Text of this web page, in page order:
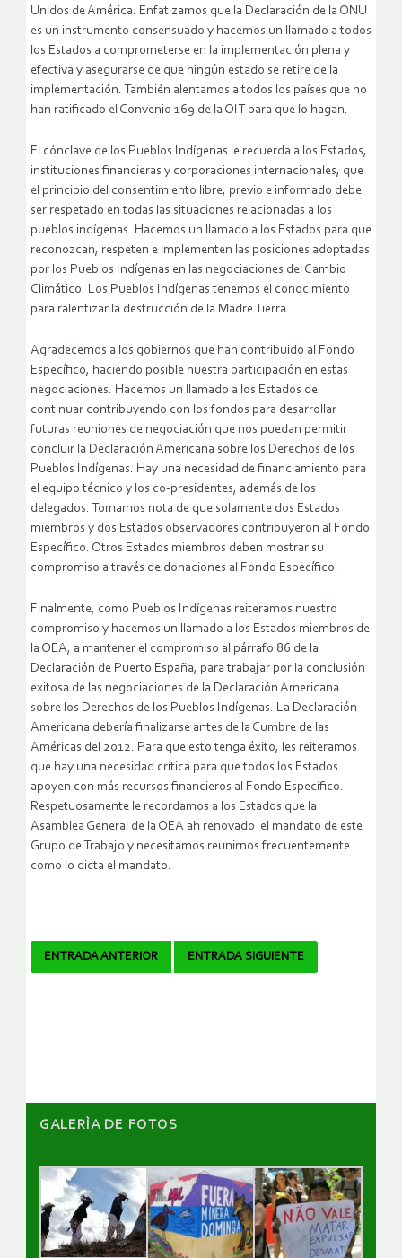
Unidos de América. Enfatizamos que la Declaración de la ONU
es un instrumento consensuado y hacemos un llamado a todos
los Estados a comprometerse en la implementación plena y
efectiva y asegurarse de que ningún estado se retire de la
implementación. También alentamos a todos los países que no
han ratificado el Convenio 169 de la OIT para que lo hagan.
El cónclave de los Pueblos Indígenas le recuerda a los Estados,
instituciones financieras y corporaciones internacionales, que
el principio del consentimiento libre, previo e informado debe
ser respetado en todas las situaciones relacionadas a los
pueblos indígenas. Hacemos un llamado a los Estados para que
reconozcan, respeten e implementen las posiciones adoptadas
por los Pueblos Indígenas en las negociaciones del Cambio
Climático. Los Pueblos Indígenas tenemos el conocimiento
para ralentizar la destrucción de la Madre Tierra.
Agradecemos a los gobiernos que han contribuido al Fondo
Específico, haciendo posible nuestra participación en estas
negociaciones. Hacemos un llamado a los Estados de
continuar contribuyendo con los fondos para desarrollar
futuras reuniones de negociación que nos puedan permitir
concluir la Declaración Americana sobre los Derechos de los
Pueblos Indígenas. Hay una necesidad de financiamiento para
el equipo técnico y los co-presidentes, además de los
delegados. Tomamos nota de que solamente dos Estados
miembros y dos Estados observadores contribuyeron al Fondo
Específico. Otros Estados miembros deben mostrar su
compromiso a través de donaciones al Fondo Específico.
Finalmente, como Pueblos Indígenas reiteramos nuestro
compromiso y hacemos un llamado a los Estados miembros de
la OEA, a mantener el compromiso al párrafo 86 de la
Declaración de Puerto España, para trabajar por la conclusión
exitosa de las negociaciones de la Declaración Americana
sobre los Derechos de los Pueblos Indígenas. La Declaración
Americana debería finalizarse antes de la Cumbre de las
Américas del 2012. Para que esto tenga éxito, les reiteramos
que hay una necesidad crítica para que todos los Estados
apoyen con más recursos financieros al Fondo Específico.
Respetuosamente le recordamos a los Estados que la
Asamblea General de la OEA ah renovado el mandato de este
Grupo de Trabajo y necesitamos reunirnos frecuentemente
como lo dicta el mandato.
Navegador
ENTRADA ANTERIOR ENTRADA SIGUIENTE
GALERÌA DE FOTOS